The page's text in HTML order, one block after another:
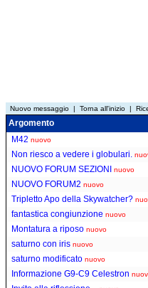
Nuovo messaggio | Torna all'inizio |
Argomento
M42 nuovo
Non riesco a vedere i globulari.
NUOVO FORUM SEZIONI nuovo
NUOVO FORUM2 nuovo
Tripletto Apo della Skywatcher?
fantastica congiunzione nuovo
Montatura a riposo nuovo
saturno con iris nuovo
saturno modificato nuovo
Informazione G9-C9 Celestron